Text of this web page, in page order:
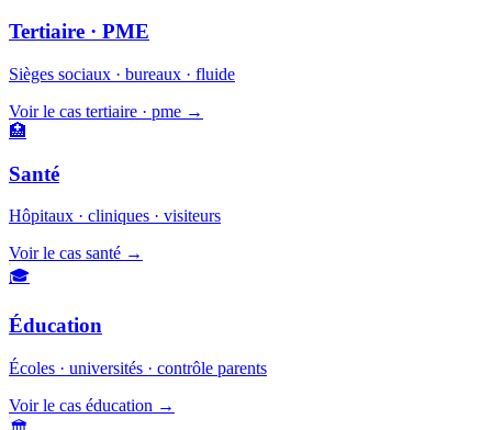
Tertiaire · PME
Sièges sociaux · bureaux · fluide
Voir le cas tertiaire · pme →
🏥
Santé
Hôpitaux · cliniques · visiteurs
Voir le cas santé →
🎓
Éducation
Écoles · universités · contrôle parents
Voir le cas éducation →